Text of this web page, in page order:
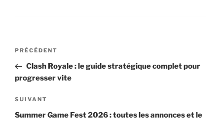
Navigation
l’article
Article
précédent
PRÉCÉDENT
Clash Royale : le guide stratégique complet pour
progresser vite
Article
suivant
SUIVANT
Summer Game Fest 2026 : toutes les annonces et le